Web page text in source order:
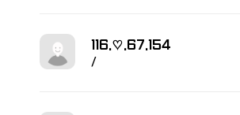
116.♡.67.154
/